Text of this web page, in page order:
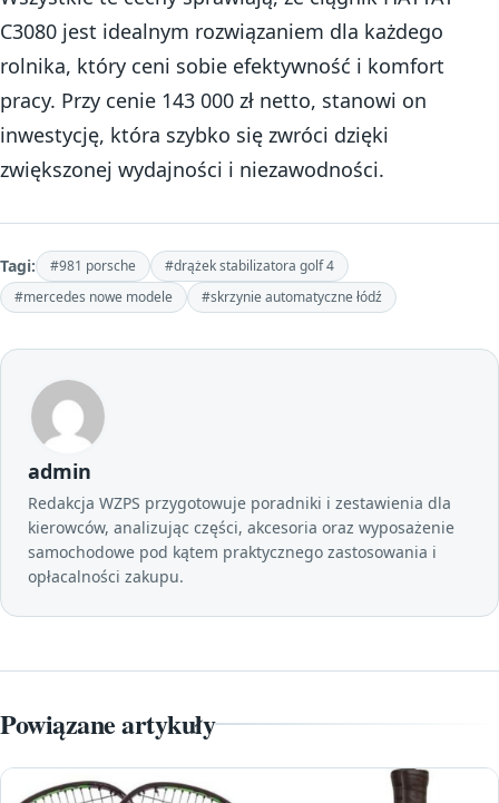
C3080 jest idealnym rozwiązaniem dla każdego
rolnika, który ceni sobie efektywność i komfort
pracy. Przy cenie 143 000 zł netto, stanowi on
inwestycję, która szybko się zwróci dzięki
zwiększonej wydajności i niezawodności.
Tagi: #981 porsche
#drążek stabilizatora golf 4
#mercedes nowe modele
#skrzynie automatyczne łódź
admin
Redakcja WZPS przygotowuje poradniki i zestawienia dla
kierowców, analizując części, akcesoria oraz wyposażenie
samochodowe pod kątem praktycznego zastosowania i
opłacalności zakupu.
Powiązane artykuły